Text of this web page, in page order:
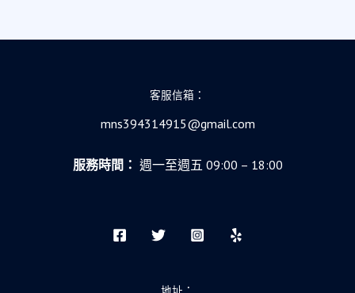
客服信箱：
mns394314915@gmail.com
服務時間： 週一至週五 09:00 – 18:00